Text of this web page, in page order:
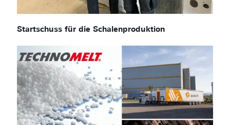
Startschuss für die Schalenproduktion